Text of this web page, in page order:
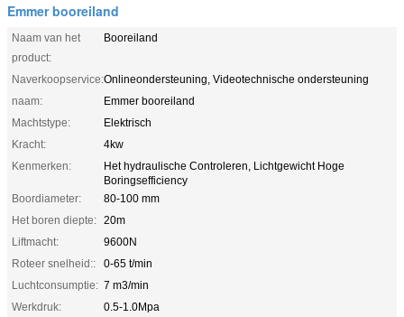
Emmer booreiland
Naam van het
product:
Booreiland
Naverkoopservice:Onlineondersteuning, Videotechnische ondersteuning
naam:
Emmer booreiland
Machtstype:
Elektrisch
Kracht:
4kw
Kenmerken:
Het hydraulische Controleren, Lichtgewicht Hoge
Boringsefficiency
Boordiameter:
80-100 mm
Het boren diepte: 20m
Liftmacht:
9600N
Roteer snelheid::
0-65 t/min
Luchtconsumptie: 7 m3/min
Werkdruk:
0.5-1.0Mpa